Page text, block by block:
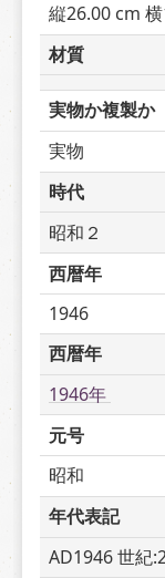
縦26.00 cm
材質
実物か複製か
実物
時代
昭和２
西暦年
1946
西暦年
1946年
元号
昭和
年代表記
AD1946 世紀